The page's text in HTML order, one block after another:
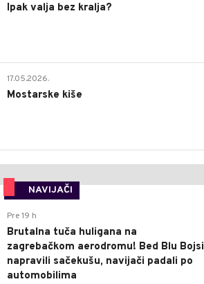
Ipak valja bez kralja?
17.05.2026.
Mostarske kiše
NAVIJAČI
Pre 19 h
Brutalna tuča huligana na
zagrebačkom aerodromu! Bed Blu Bojsi
napravili sačekušu, navijači padali po
automobilima